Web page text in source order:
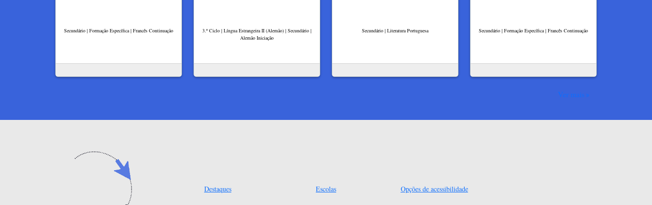
Secundário | Formação Específica | Francês Continuação
3.º Ciclo | Língua Estrangeira II (Alemão) | Secundário |
Alemão Iniciação
Secundário | Literatura Portuguesa Secundário | Formação Específica | Francês Continuação
Ver mais
Destaques
Escolas
Opções de acessibilidade